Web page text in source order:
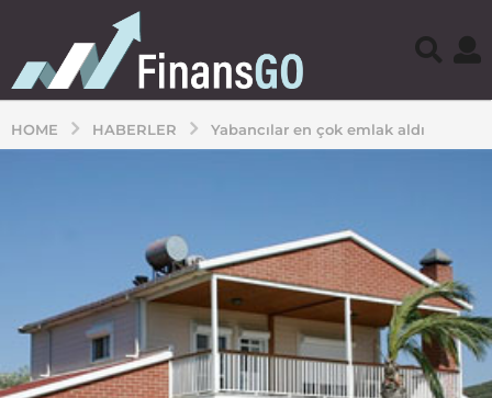
HOME HABERLER Yabancılar en çok emlak aldı